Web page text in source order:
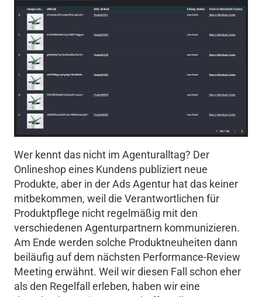
Wer kennt das nicht im Agenturalltag? Der
Onlineshop eines Kundens publiziert neue
Produkte, aber in der Ads Agentur hat das keiner
mitbekommen, weil die Verantwortlichen für
Produktpflege nicht regelmäßig mit den
verschiedenen Agenturpartnern kommunizieren.
Am Ende werden solche Produktneuheiten dann
beiläufig auf dem nächsten Performance-Review
Meeting erwähnt. Weil wir diesen Fall schon eher
als den Regelfall erleben, haben wir eine